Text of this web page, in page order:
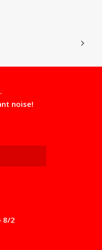
noise!
8/2